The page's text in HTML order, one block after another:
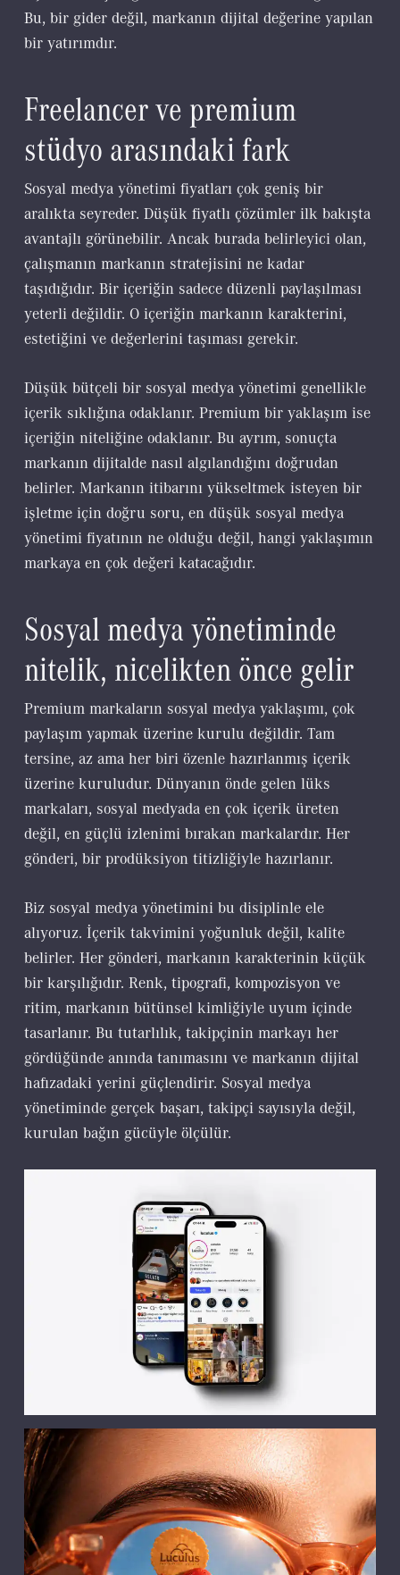
Bu, bir gider değil, markanın dijital değerine yapılan
bir yatırımdır.
Freelancer ve premium
stüdyo arasındaki fark
Sosyal medya yönetimi fiyatları çok geniş bir
aralıkta seyreder. Düşük fiyatlı çözümler ilk bakışta
avantajlı görünebilir. Ancak burada belirleyici olan,
çalışmanın markanın stratejisini ne kadar
taşıdığıdır. Bir içeriğin sadece düzenli paylaşılması
yeterli değildir. O içeriğin markanın karakterini,
estetiğini ve değerlerini taşıması gerekir.
Düşük bütçeli bir sosyal medya yönetimi genellikle
içerik sıklığına odaklanır. Premium bir yaklaşım ise
içeriğin niteliğine odaklanır. Bu ayrım, sonuçta
markanın dijitalde nasıl algılandığını doğrudan
belirler. Markanın itibarını yükseltmek isteyen bir
işletme için doğru soru, en düşük sosyal medya
yönetimi fiyatının ne olduğu değil, hangi yaklaşımın
markaya en çok değeri katacağıdır.
Sosyal medya yönetiminde
nitelik, nicelikten önce gelir
Premium markaların sosyal medya yaklaşımı, çok
paylaşım yapmak üzerine kurulu değildir. Tam
tersine, az ama her biri özenle hazırlanmış içerik
üzerine kuruludur. Dünyanın önde gelen lüks
markaları, sosyal medyada en çok içerik üreten
değil, en güçlü izlenimi bırakan markalardır. Her
gönderi, bir prodüksiyon titizliğiyle hazırlanır.
Biz sosyal medya yönetimini bu disiplinle ele
alıyoruz. İçerik takvimini yoğunluk değil, kalite
belirler. Her gönderi, markanın karakterinin küçük
bir karşılığıdır. Renk, tipografi, kompozisyon ve
ritim, markanın bütünsel kimliğiyle uyum içinde
tasarlanır. Bu tutarlılık, takipçinin markayı her
gördüğünde anında tanımasını ve markanın dijital
hafızadaki yerini güçlendirir. Sosyal medya
yönetiminde gerçek başarı, takipçi sayısıyla değil,
kurulan bağın gücüyle ölçülür.